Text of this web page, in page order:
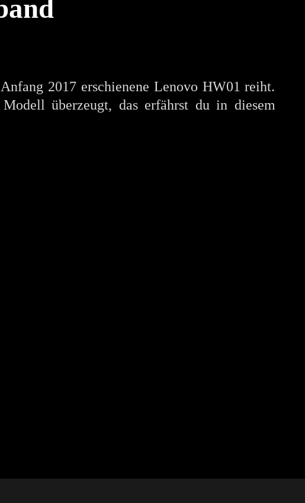
2017 erschienene Lenovo HW01 reiht.
überzeugt, das erfährst du in diesem